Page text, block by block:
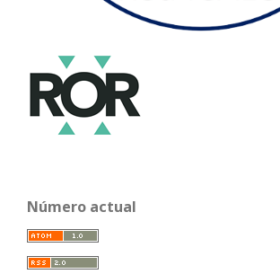
Número actual